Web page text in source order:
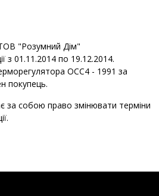
"Розумний Дім"
з 01.11.2014 по 19.12.2014.
ОСС4 - 1991 за
покупець.
за собою право змінювати терміни